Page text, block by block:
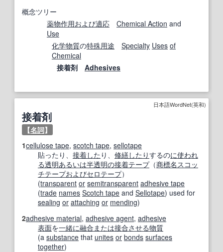
概念ツリー
薬物作用および適応 Chemical Action and
Use
化学物質の特殊用途 Specialty Uses of
Chemical
接着剤 Adhesives
日本語WordNet(英和)
接着剤
【名詞】
1cellulose tape, scotch tape, sellotape
貼ったり、 接着した り、 修繕したりするのに使われ
る透明あるいは半透明の接着テープ（商標名 スコッ
チテープおよびセロテープ）
(transparent or semitransparent adhesive tape
(trade names Scotch tape and Sellotape) used for
sealing or attaching or mending)
2adhesive material, adhesive agent, adhesive
表面を一緒に融合 または接合させる物質
(a substance that unites or bonds surfaces
together)